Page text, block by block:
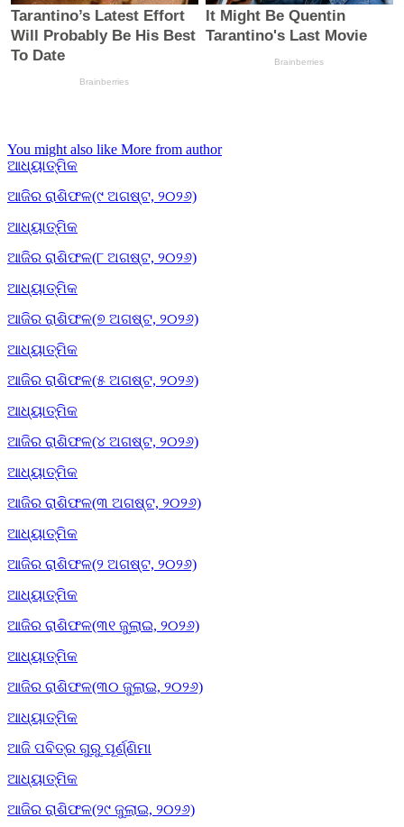
You might also like More from author
ଆଧ୍ୟାତ୍ମିକ
ଆଜିର ରାଶିଫଳ(୯ ଅଗଷ୍ଟ, ୨୦୨୬)
ଆଧ୍ୟାତ୍ମିକ
ଆଜିର ରାଶିଫଳ(୮ ଅଗଷ୍ଟ, ୨୦୨୬)
ଆଧ୍ୟାତ୍ମିକ
ଆଜିର ରାଶିଫଳ(୭ ଅଗଷ୍ଟ, ୨୦୨୬)
ଆଧ୍ୟାତ୍ମିକ
ଆଜିର ରାଶିଫଳ(୫ ଅଗଷ୍ଟ, ୨୦୨୬)
ଆଧ୍ୟାତ୍ମିକ
ଆଜିର ରାଶିଫଳ(୪ ଅଗଷ୍ଟ, ୨୦୨୬)
ଆଧ୍ୟାତ୍ମିକ
ଆଜିର ରାଶିଫଳ(୩ ଅଗଷ୍ଟ, ୨୦୨୬)
ଆଧ୍ୟାତ୍ମିକ
ଆଜିର ରାଶିଫଳ(୨ ଅଗଷ୍ଟ, ୨୦୨୬)
ଆଧ୍ୟାତ୍ମିକ
ଆଜିର ରାଶିଫଳ(୩୧ ଜୁଲାଇ, ୨୦୨୬)
ଆଧ୍ୟାତ୍ମିକ
ଆଜିର ରାଶିଫଳ(୩୦ ଜୁଲାଇ, ୨୦୨୬)
ଆଧ୍ୟାତ୍ମିକ
ଆଜି ପବିତ୍ର ଗୁରୁ ପୂର୍ଣ୍ଣିମା
ଆଧ୍ୟାତ୍ମିକ
ଆଜିର ରାଶିଫଳ(୨୯ ଜୁଲାଇ, ୨୦୨୬)